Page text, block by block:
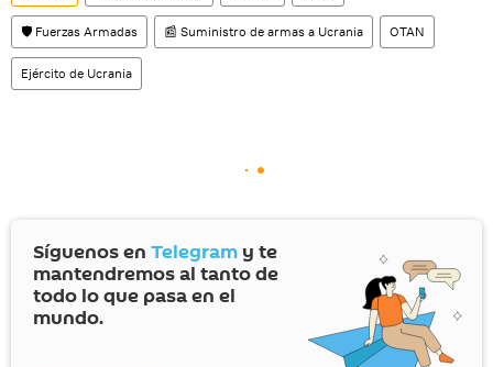
🛡️ Fuerzas Armadas 📰 Suministro de armas a Ucrania OTAN
Ejército de Ucrania
Síguenos en Telegram y te
mantendremos al tanto de
todo lo que pasa en el
mundo.